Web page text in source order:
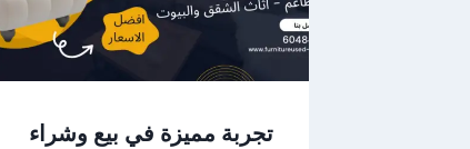
تجربة مميزة في بيع وشراء